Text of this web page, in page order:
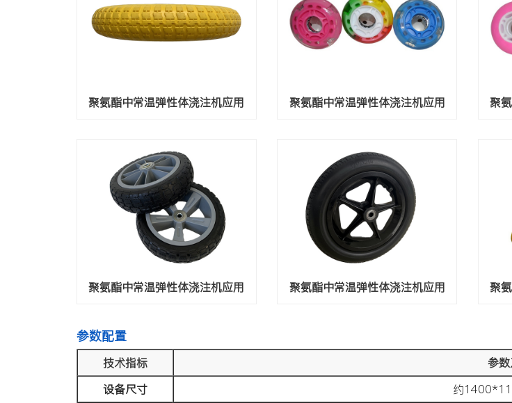
聚氨酯中常温弹性体浇注机应用 聚氨酯中常温弹性体浇注机应用 聚
聚氨酯中常温弹性体浇注机应用 聚氨酯中常温弹性体浇注机应用 聚
参数配置
技术指标
参
设备尺寸
约